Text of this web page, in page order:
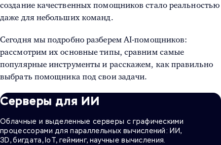
создание качественных помощников стало реальностью
даже для небольших команд.
Сегодня мы подробно разберем AI-помощников:
рассмотрим их основные типы, сравним самые
популярные инструменты и расскажем, как правильно
выбрать помощника под свои задачи.
Серверы для ИИ
Облачные и выделенные серверы с графическими
процессорами для параллельных вычислений: ИИ,
3D, бигдата, IoT, гейминг, научные вычисления.